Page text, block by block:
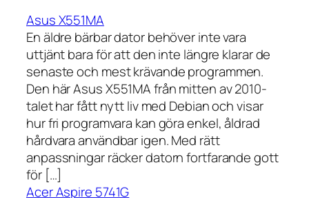
Asus X551MA
En äldre bärbar dator behöver inte vara
uttjänt bara för att den inte längre klarar de
senaste och mest krävande programmen.
Den här Asus X551MA från mitten av 2010-
talet har fått nytt liv med Debian och visar
hur fri programvara kan göra enkel, åldrad
hårdvara användbar igen. Med rätt
anpassningar räcker datorn fortfarande gott
för […]
Acer Aspire 5741G